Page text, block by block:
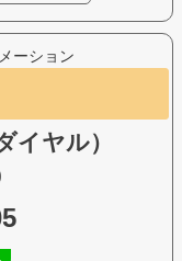
ーション
イヤル）